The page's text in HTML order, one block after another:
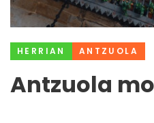
HERRIAN ANTZUOLA
Antzuola